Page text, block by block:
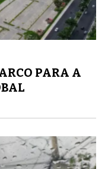
PARA A